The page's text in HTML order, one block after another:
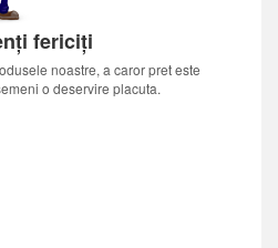
fericiți
noastre, a caror pret este
o deservire placuta.